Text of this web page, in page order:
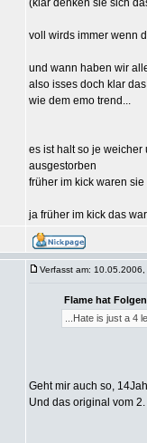
(klar denken sie sich
voll wirds immer wenn
und wann haben wir
also isses doch klar
wie dem emo trend...
es ist halt so je weicher
ausgestorben
früher im kick waren
ja früher im kick das
Verfasst am:
Flame hat
...Hate is just a 4
Geht mir auch so,
Und das original vom